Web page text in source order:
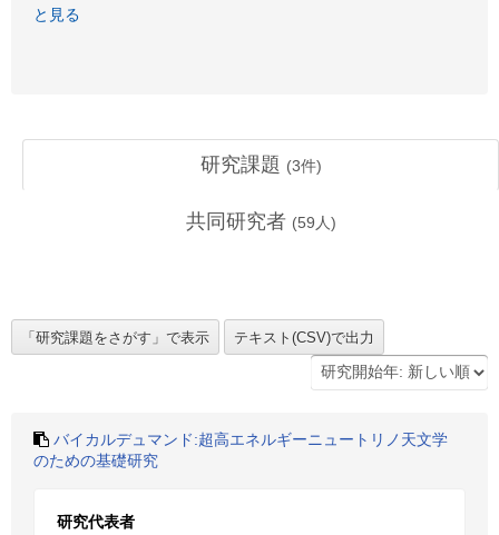
と見る
研究課題 (3件)
共同研究者 (59 人)
バイカルデュマンド:超高エネルギーニュートリノ天文学
のための基礎研究
研究代表者